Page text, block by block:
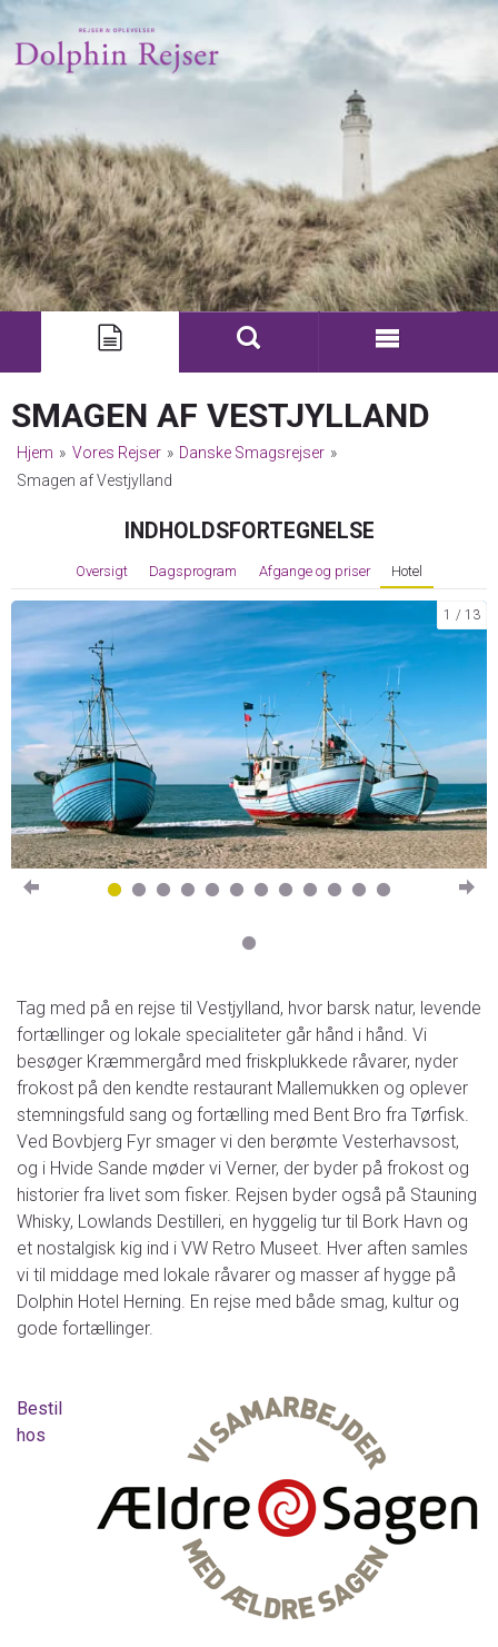
SMAGEN AF VESTJYLLAND
Hjem » Vores Rejser » Danske Smagsrejser »
Smagen af Vestjylland
INDHOLDSFORTEGNELSE
Oversigt Dagsprogram Afgange og priser Hotel
1 13
Tag med på en rejse til Vestjylland, hvor barsk natur, levende
fortællinger og lokale specialiteter går hånd i hånd. Vi
besøger Kræmmergård med friskplukkede råvarer, nyder
frokost på den kendte restaurant Mallemukken og oplever
stemningsfuld sang og fortælling med Bent Bro fra Tørfisk.
Ved Bovbjerg Fyr smager vi den berømte Vesterhavsost,
og i Hvide Sande møder vi Verner, der byder på frokost og
historier fra livet som fisker. Rejsen byder også på Stauning
Whisky, Lowlands Destilleri, en hyggelig tur til Bork Havn og
et nostalgisk kig ind i VW Retro Museet. Hver aften samles
vi til middage med lokale råvarer og masser af hygge på
Dolphin Hotel Herning. En rejse med både smag, kultur og
gode fortællinger.
Bestil
hos